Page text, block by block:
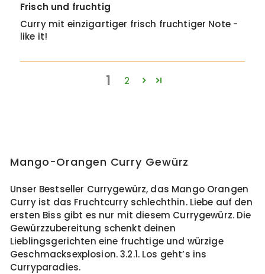
Frisch und fruchtig
Curry mit einzigartiger frisch fruchtiger Note -
like it!
1 2
Mango-Orangen Curry Gewürz
Unser Bestseller Currygewürz, das Mango Orangen
Curry ist das Fruchtcurry schlechthin. Liebe auf den
ersten Biss gibt es nur mit diesem Currygewürz. Die
Gewürzzubereitung schenkt deinen
Lieblingsgerichten eine fruchtige und würzige
Geschmacksexplosion. 3.2.1. Los geht’s ins
Curryparadies.